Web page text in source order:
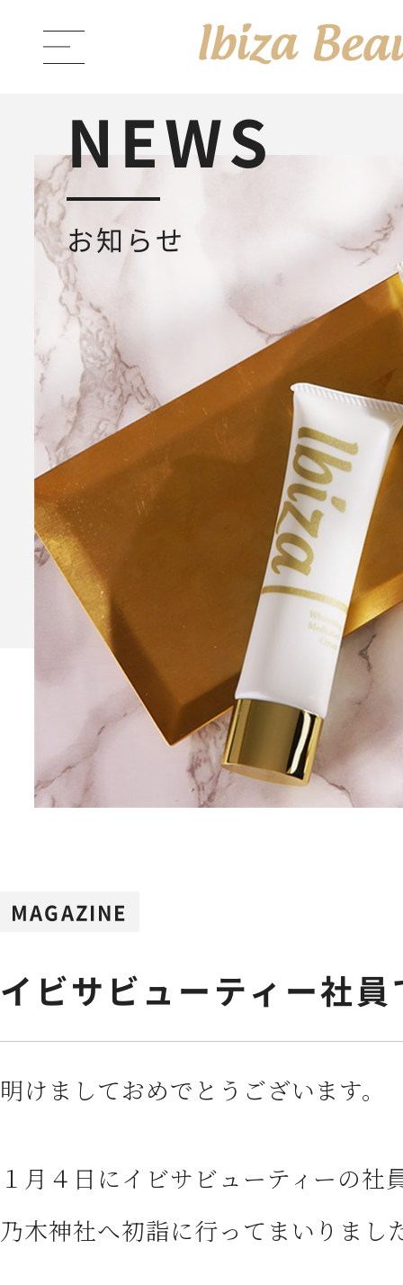
ABOUT Ibiza Beauty ブラ
CONTENTS コンテンツサイト
Body Care
NEWS お知らせ
SHOPPING GUIDEショッピ
FAQ よくあるご質問
CONTACT
PRODUCTS 商品一覧
Ibiza Cream薬用イビサク
Ibiza Serum Pro薬用イビ
Ibiza Soap 薬用イビサソープ
Ibiza Deodorant薬用イ
Ibiza Body Scrub薬用イ
Ibiza Hair Removal
薬用イビサヘアーリムーバルクリ
NEWS
お知らせ
MAGAZINE
イビサビューティー社
明けましておめでとうございます。
１月４日にイビサビューティーの社
乃木神社へ初詣に行ってまいりまし